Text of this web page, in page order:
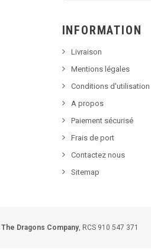
INFORMATION
Livraison
Mentions légales
Conditions d'utilisation
A propos
Paiement sécurisé
Frais de port
Contactez nous
Sitemap
The Dragons Company, RCS 910 547 371